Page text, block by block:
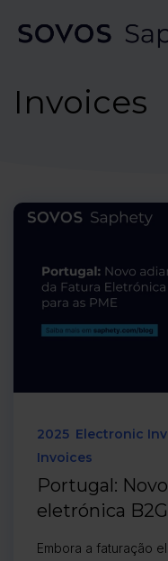
Invoices
2025 Electronic
Invoices
Portugal:
eletrónica
Embora a faturação